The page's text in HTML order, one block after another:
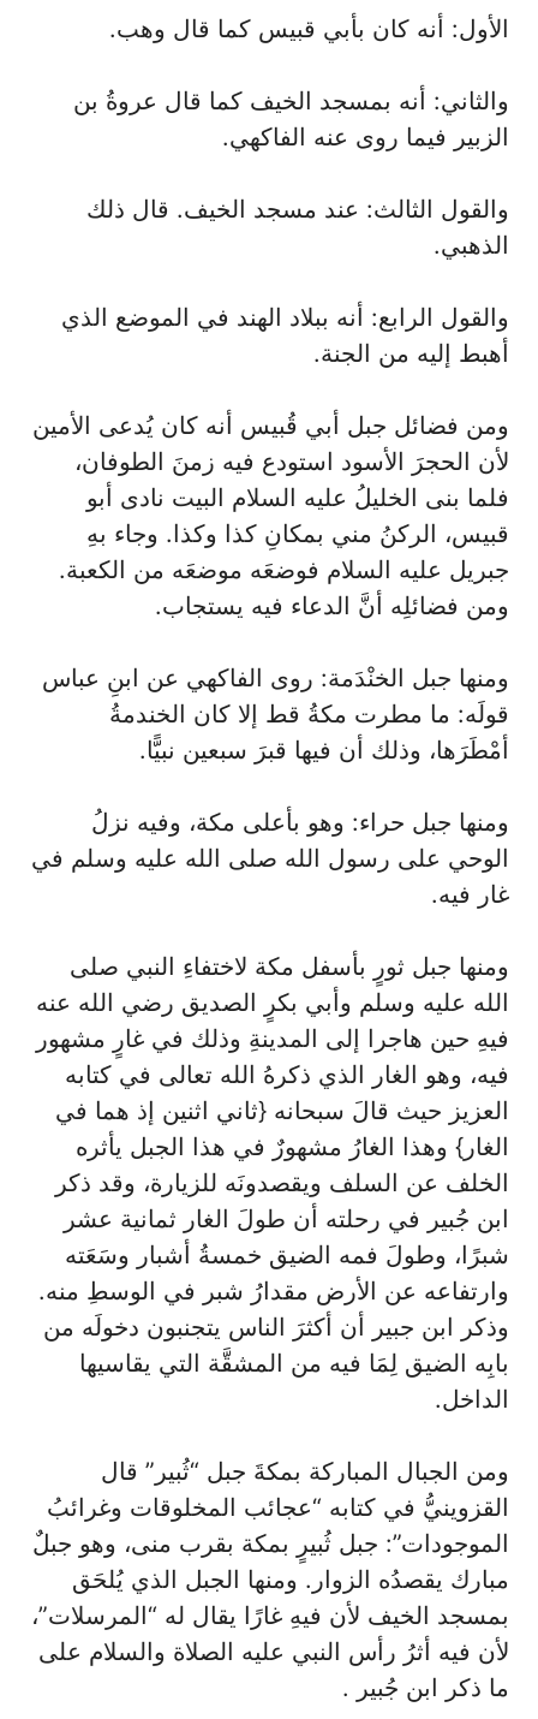
الأول: أنه كان بأبي قبيس كما قال وهب.
والثاني: أنه بمسجد الخيف كما قال عروةُ بن
الزبير فيما روى عنه الفاكهي.
والقول الثالث: عند مسجد الخيف. قال ذلك
الذهبي.
والقول الرابع: أنه ببلاد الهند في الموضع الذي
أهبط إليه من الجنة.
ومن فضائل جبل أبي قُبيس أنه كان يُدعى الأمين
لأن الحجرَ الأسود استودع فيه زمنَ الطوفان،
فلما بنى الخليلُ عليه السلام البيت نادى أبو
قبيس، الركنُ مني بمكانِ كذا وكذا. وجاء بهِ
جبريل عليه السلام فوضعَه موضعَه من الكعبة.
ومن فضائلِه أنَّ الدعاء فيه يستجاب.
ومنها جبل الخنْدَمة: روى الفاكهي عن ابنِ عباس
قولَه: ما مطرت مكةُ قط إلا كان الخندمةُ
أمْطَرَها، وذلك أن فيها قبرَ سبعين نبيًّا.
ومنها جبل حراء: وهو بأعلى مكة، وفيه نزلُ
الوحي على رسول الله صلى الله عليه وسلم في
غار فيه.
ومنها جبل ثورٍ بأسفل مكة لاختفاءِ النبي صلى
الله عليه وسلم وأبي بكرٍ الصديق رضي الله عنه
فيهِ حين هاجرا إلى المدينةِ وذلك في غارٍ مشهور
فيه، وهو الغار الذي ذكرهُ الله تعالى في كتابه
العزيز حيث قالَ سبحانه {ثاني اثنين إذ هما في
الغار} وهذا الغارُ مشهورٌ في هذا الجبل يأثره
الخلف عن السلف ويقصدونَه للزيارة، وقد ذكر
ابن جُبير في رحلته أن طولَ الغار ثمانية عشر
شبرًا، وطولَ فمه الضيق خمسةُ أشبار وسَعَته
وارتفاعه عن الأرض مقدارُ شبر في الوسطِ منه.
وذكر ابن جبير أن أكثرَ الناس يتجنبون دخولَه من
بابِه الضيق لِمَا فيه من المشقَّة التي يقاسيها
الداخل.
ومن الجبال المباركة بمكةَ جبل “ثُبير” قال
القزوينيُّ في كتابه “عجائب المخلوقات وغرائبُ
الموجودات”: جبل ثُبيرٍ بمكة بقرب منى، وهو جبلٌ
مبارك يقصدُه الزوار. ومنها الجبل الذي يُلحَق
بمسجد الخيف لأن فيهِ غارًا يقال له “المرسلات”،
لأن فيه أثرُ رأس النبي عليه الصلاة والسلام على
ما ذكر ابن جُبير .